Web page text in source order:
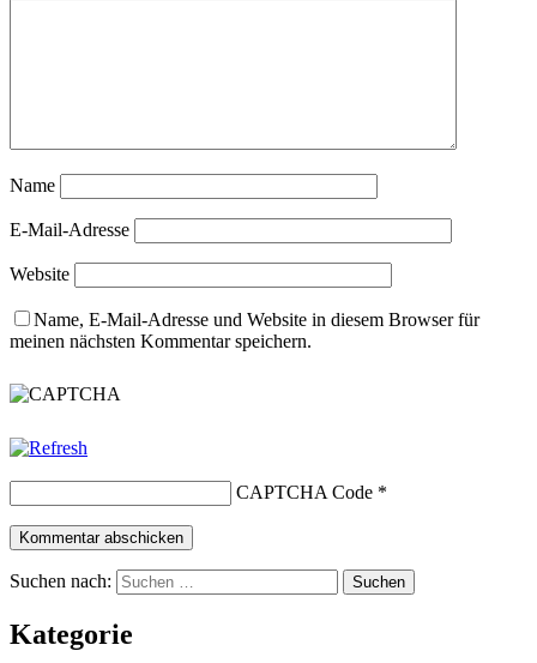
Name
E-Mail-Adresse
Website
Name, E-Mail-Adresse und Website in diesem Browser für
meinen nächsten Kommentar speichern.
CAPTCHA Code *
Suchen nach:
Kategorie